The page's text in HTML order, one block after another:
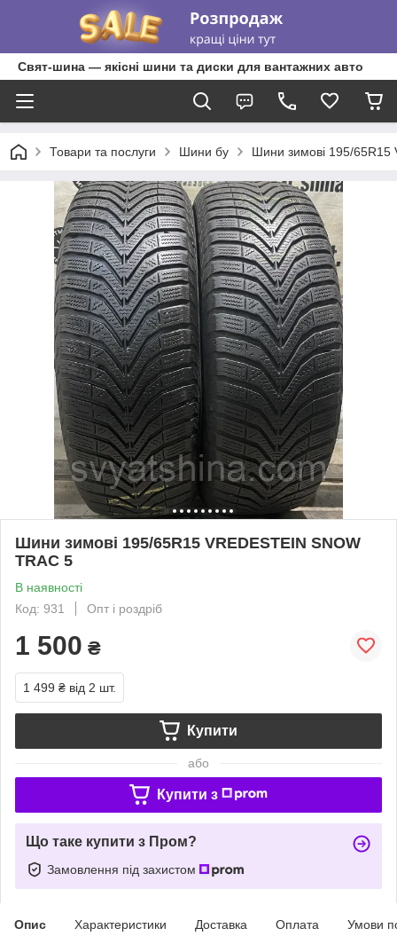
Свят-шина — якісні шини та диски для вантажних авто
Товари та послуги Шини бу Шини зимові 195/65R15
Шини зимові 195/65R15 VREDESTEIN SNOW
TRAC 5
В наявності
Код: 931
Опт і роздріб
1 500 ₴
1 499 ₴ від 2 шт.
Купити
або
Купити з
Що таке купити з Пром?
Замовлення під захистом
Опис Характеристики Доставка Оплата Умови